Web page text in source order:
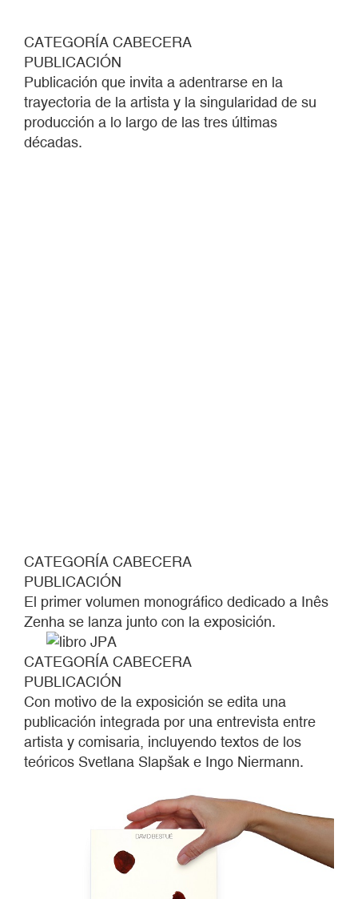
CATEGORÍA CABECERA
PUBLICACIÓN
Publicación que invita a adentrarse en la
trayectoria de la artista y la singularidad de su
producción a lo largo de las tres últimas
décadas.
CATEGORÍA CABECERA
PUBLICACIÓN
El primer volumen monográfico dedicado a Inês
Zenha se lanza junto con la exposición.
CATEGORÍA CABECERA
PUBLICACIÓN
Con motivo de la exposición se edita una
publicación integrada por una entrevista entre
artista y comisaria, incluyendo textos de los
teóricos Svetlana Slapšak e Ingo Niermann.